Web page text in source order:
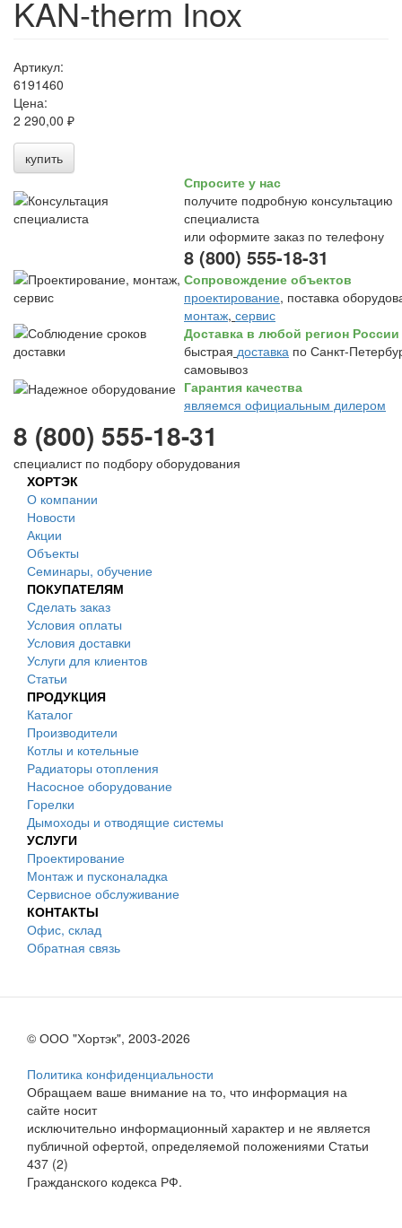
KAN-therm Inox
Артикул:
6191460
Цена:
2 290,00 ₽
купить
Спросите у нас
получите подробную консультацию
специалиста
или оформите заказ по телефону
8 (800) 555-18-31
Сопровождение объектов
проектирование, поставка
монтаж, сервис
Доставка в любой регион России
быстрая доставка по Санкт-
самовывоз
Гарантия качества
являемся официальным дилером
8 (800) 555-18-31
специалист по подбору оборудования
ХОРТЭК
О компании
Новости
Акции
Объекты
Семинары, обучение
ПОКУПАТЕЛЯМ
Сделать заказ
Условия оплаты
Условия доставки
Услуги для клиентов
Статьи
ПРОДУКЦИЯ
Каталог
Производители
Котлы и котельные
Радиаторы отопления
Насосное оборудование
Горелки
Дымоходы и отводящие системы
УСЛУГИ
Проектирование
Монтаж и пусконаладка
Сервисное обслуживание
КОНТАКТЫ
Офис, склад
Обратная связь
© ООО "Хортэк", 2003-2026
Политика конфиденциальности
Обращаем ваше внимание на то, что информация на
сайте носит
исключительно информационный характер и не является
публичной офертой, определяемой положениями Статьи
437 (2)
Гражданского кодекса РФ.